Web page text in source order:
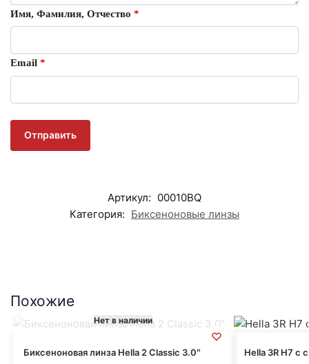
Имя, Фамилия, Отчество *
Email *
Артикул: 00010BQ
Категория: Биксеноновые линзы
Похожие
Нет в наличии
Биксеноновая линза Hella 2 Classic 3.0″ Hella 3R H7 с